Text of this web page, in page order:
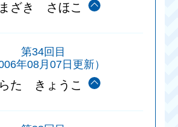
ざき さほこ
第34回目
年08月07日更新）
た きょうこ